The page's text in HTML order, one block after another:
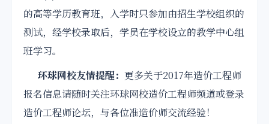
的高等学历教育班，入学时只参加由招生学校组织的
测试，经学校录取后，学员在学校设立的教学中心组
班学习。
环球网校友情提醒： 更多关于2017年造价工程师
报名信息请随时关注环球网校造价工程师频道或登录
造价工程师论坛，与各位准造价师交流经验！